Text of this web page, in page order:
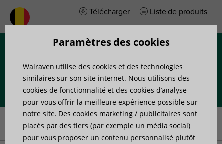
Télécharger Liste de produits
Accueil»Produits» Fixation de tuyaux» Colliers de serrage»
Walraven Colliers lourds inox avec isogaine (M12, M16)
Paramètres des cookies
Walraven utilise des cookies et des technologies
similaires sur son site internet. Nous utilisons des
cookies de fonctionnalité et des cookies d’analyse
pour vous offrir la meilleure expérience possible sur
notre site. Des cookies marketing / publicitaires sont
placés par des tiers (par exemple un média social)
pour vous proposer un contenu personnalisé plutôt